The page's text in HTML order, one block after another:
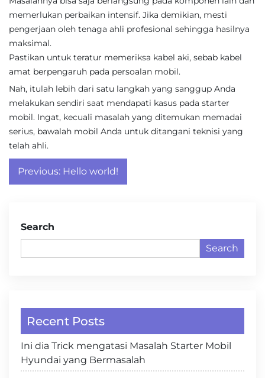
memerlukan perbaikan intensif. Jika demikian, mesti
pengerjaan oleh tenaga ahli profesional sehingga hasilnya
maksimal.
Pastikan untuk teratur memeriksa kabel aki, sebab kabel
amat berpengaruh pada persoalan mobil.
Nah, itulah lebih dari satu langkah yang sanggup Anda
melakukan sendiri saat mendapati kasus pada starter
mobil. Ingat, kecuali masalah yang ditemukan memadai
serius, bawalah mobil Anda untuk ditangani teknisi yang
telah ahli.
Post
navigation
Previous: Hello world!
Search
Search
Recent Posts
Ini dia Trick mengatasi Masalah Starter Mobil
Hyundai yang Bermasalah